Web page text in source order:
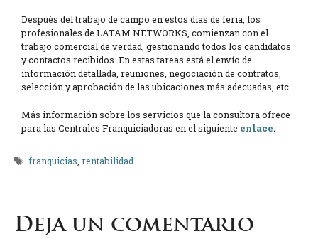
Después del trabajo de campo en estos días de feria, los
profesionales de LATAM NETWORKS, comienzan con el
trabajo comercial de verdad, gestionando todos los candidatos
y contactos recibidos. En estas tareas está el envío de
información detallada, reuniones, negociación de contratos,
selección y aprobación de las ubicaciones más adecuadas, etc.
Más información sobre los servicios que la consultora ofrece
para las Centrales Franquiciadoras en el siguiente enlace.
Etiquetas
franquicias,rentabilidad
Deja un comentario